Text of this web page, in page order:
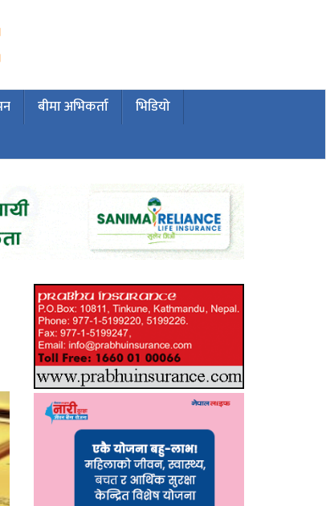
बीमा अभिकर्ता
भिडियो